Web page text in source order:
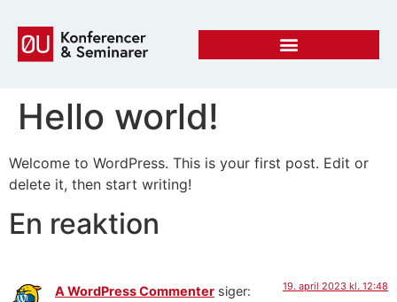
Hello world!
Welcome to WordPress. This is your first post. Edit or
delete it, then start writing!
En reaktion
A WordPress Commenter siger: 19. april 2023 kl. 12:48